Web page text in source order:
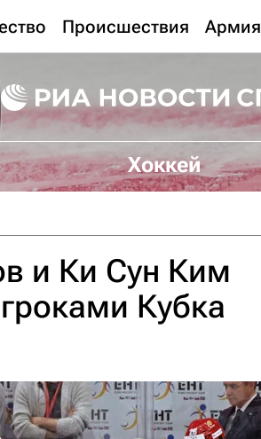
Происшествия Армия
Хоккей
и Ки Сун Ким
Кубка